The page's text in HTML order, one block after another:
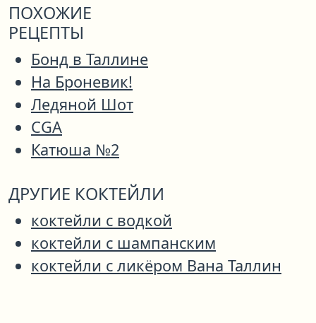
ПОХОЖИЕ
РЕЦЕПТЫ
Бонд в Таллине
На Броневик!
Ледяной Шот
CGA
Катюша №2
ДРУГИЕ КОКТЕЙЛИ
коктейли с водкой
коктейли с шампанским
коктейли с ликёром Вана Таллин